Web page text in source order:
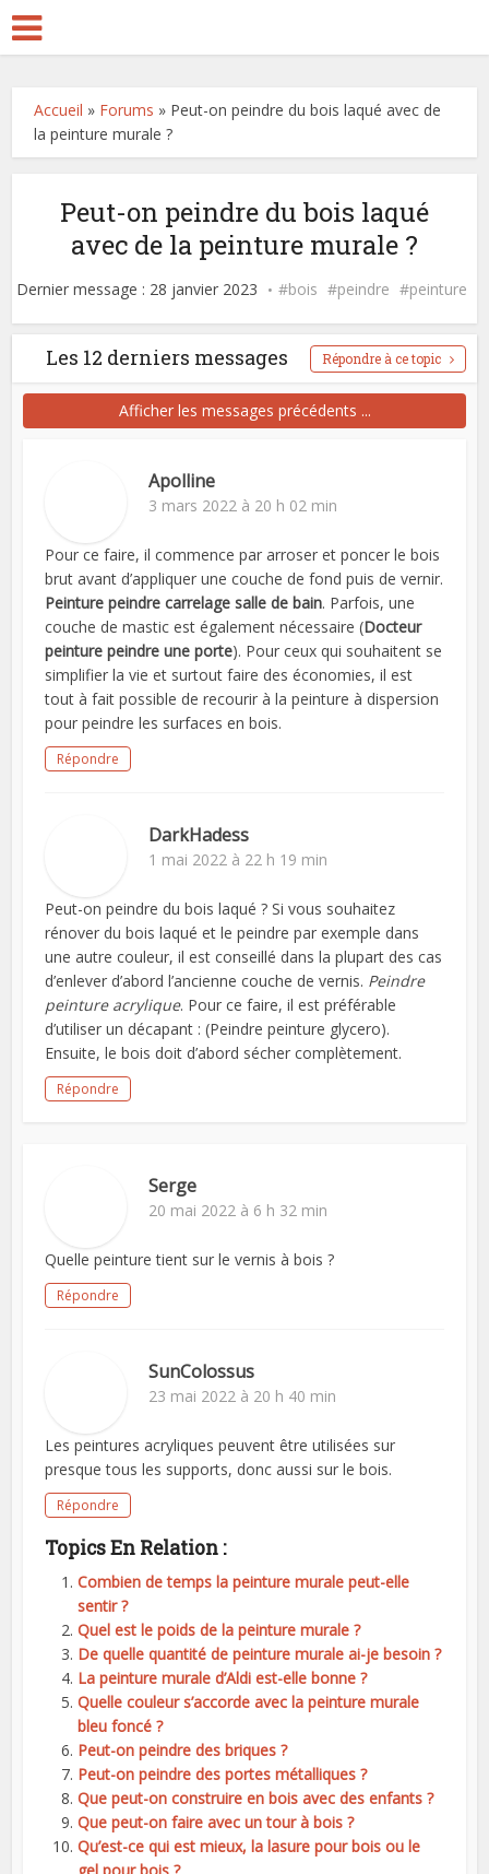
Accueil » Forums » Peut-on peindre du bois laqué avec de
la peinture murale ?
Peut-on peindre du bois laqué
avec de la peinture murale ?
Dernier message : 28 janvier 2023 bois peindre peinture
Les 12 derniers messages Répondre à ce topic
Afficher les messages précédents ...
Apolline
3 mars 2022 à 20 h 02 min
Pour ce faire, il commence par arroser et poncer le bois
brut avant d’appliquer une couche de fond puis de vernir.
Peinture peindre carrelage salle de bain. Parfois, une
couche de mastic est également nécessaire (Docteur
peinture peindre une porte). Pour ceux qui souhaitent se
simplifier la vie et surtout faire des économies, il est
tout à fait possible de recourir à la peinture à dispersion
pour peindre les surfaces en bois.
Répondre
DarkHadess
1 mai 2022 à 22 h 19 min
Peut-on peindre du bois laqué ? Si vous souhaitez
rénover du bois laqué et le peindre par exemple dans
une autre couleur, il est conseillé dans la plupart des cas
d’enlever d’abord l’ancienne couche de vernis. Peindre
peinture acrylique. Pour ce faire, il est préférable
d’utiliser un décapant : (Peindre peinture glycero).
Ensuite, le bois doit d’abord sécher complètement.
Répondre
Serge
20 mai 2022 à 6 h 32 min
Quelle peinture tient sur le vernis à bois ?
Répondre
SunColossus
23 mai 2022 à 20 h 40 min
Les peintures acryliques peuvent être utilisées sur
presque tous les supports, donc aussi sur le bois.
Répondre
Topics En Relation :
Combien de temps la peinture murale peut-elle
sentir ?
Quel est le poids de la peinture murale ?
De quelle quantité de peinture murale ai-je besoin ?
La peinture murale d’Aldi est-elle bonne ?
Quelle couleur s’accorde avec la peinture murale
bleu foncé ?
Peut-on peindre des briques ?
Peut-on peindre des portes métalliques ?
Que peut-on construire en bois avec des enfants ?
Que peut-on faire avec un tour à bois ?
Qu’est-ce qui est mieux, la lasure pour bois ou le